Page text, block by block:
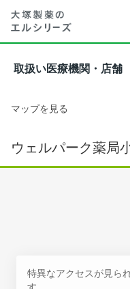
取扱い医療機関・店舗
マップを見る
ウェルパーク薬局
特異なアクセスが見ら
す